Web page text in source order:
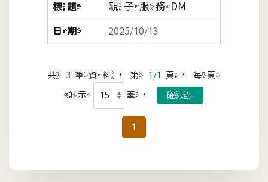
親子服務DM
2025/10/13
共 3 筆資料，第 1/1 頁，每頁
顯示 筆，
1